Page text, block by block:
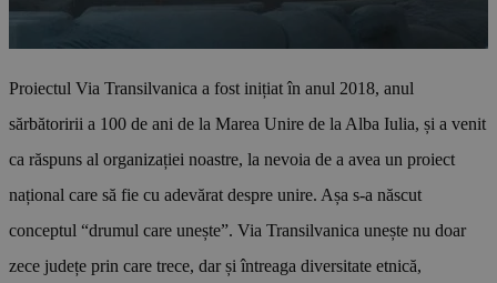
Proiectul Via Transilvanica a fost inițiat în anul 2018, anul
sărbătoririi a 100 de ani de la Marea Unire de la Alba Iulia, și a venit
ca răspuns al organizației noastre, la nevoia de a avea un proiect
național care să fie cu adevărat despre unire. Așa s-a născut
conceptul “drumul care unește”. Via Transilvanica unește nu doar
zece județe prin care trece, dar și întreaga diversitate etnică,